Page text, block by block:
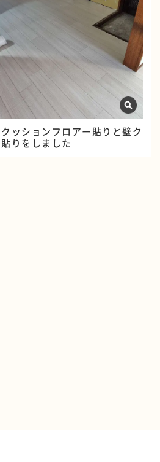
ッションフロアー貼りと壁ク
りをしました